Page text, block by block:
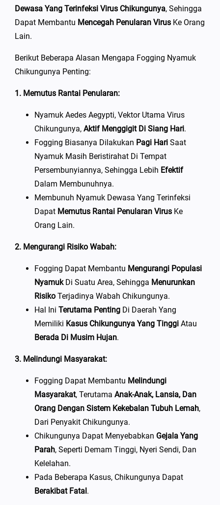
Dewasa Yang Terinfeksi Virus Chikungunya, Sehingga
Dapat Membantu Mencegah Penularan Virus Ke Orang
Lain.
Berikut Beberapa Alasan Mengapa Fogging Nyamuk
Chikungunya Penting:
1. Memutus Rantai Penularan:
Nyamuk Aedes Aegypti, Vektor Utama Virus
Chikungunya, Aktif Menggigit Di Siang Hari.
Fogging Biasanya Dilakukan Pagi Hari Saat
Nyamuk Masih Beristirahat Di Tempat
Persembunyiannya, Sehingga Lebih Efektif
Dalam Membunuhnya.
Membunuh Nyamuk Dewasa Yang Terinfeksi
Dapat Memutus Rantai Penularan Virus Ke
Orang Lain.
2. Mengurangi Risiko Wabah:
Fogging Dapat Membantu Mengurangi Populasi
NyamukDi Suatu Area, Sehingga Menurunkan
Risiko Terjadinya Wabah Chikungunya.
Hal Ini Terutama Penting Di Daerah Yang
Memiliki Kasus Chikungunya Yang Tinggi Atau
Berada Di Musim Hujan.
3. Melindungi Masyarakat:
Fogging Dapat Membantu Melindungi
Masyarakat, Terutama Anak-Anak, Lansia, Dan
Orang Dengan Sistem Kekebalan Tubuh Lemah,
Dari Penyakit Chikungunya.
Chikungunya Dapat Menyebabkan Gejala Yang
Parah, Seperti Demam Tinggi, Nyeri Sendi, Dan
Kelelahan.
Pada Beberapa Kasus, Chikungunya Dapat
Berakibat Fatal.